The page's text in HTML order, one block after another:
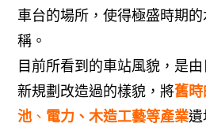
車台的場所，使得極盛時期
稱。
目前所看到的車站風貌，是
新規劃改造過的樣貌，將舊
池 、 電力 、木造工藝等產業